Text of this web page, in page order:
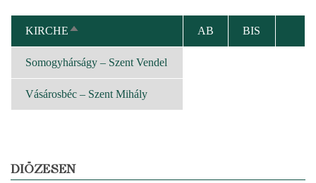
KIRCHEABSTEIGEND
SORTIEREN
AB BIS
Somogyhárságy – Szent Vendel
Vásárosbéc – Szent Mihály
DIÖZESEN